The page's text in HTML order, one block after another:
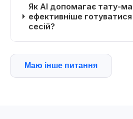
Як AI допомагає тату-
ефективніше
сесій?
Маю інше питання